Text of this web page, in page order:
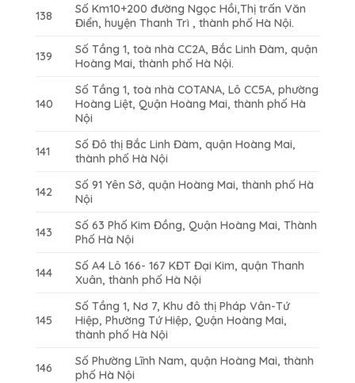
138
Số Km10+200 đường Ngọc Hồi,Thị trấn Văn
Điển, huyện Thanh Trì , thành phố Hà Nội.
139
Số Tầng 1, toà nhà CC2A, Bắc Linh Đàm, quận
Hoàng Mai, thành phố Hà Nội.
140
Số Tầng 1, toà nhà COTANA, Lô CC5A, phường
Hoàng Liệt, Quận Hoàng Mai, thành phố Hà
Nội
141
Số Đô thị Bắc Linh Đàm, quận Hoàng Mai,
thành phố Hà Nội
142
Số 91 Yên Sở, quận Hoàng Mai, thành phố Hà
Nội
143
Số 63 Phố Kim Đồng, Quận Hoàng Mai, Thành
Phố Hà Nội
144
Số A4 Lô 166- 167 KĐT Đại Kim, quận Thanh
Xuân, thành phố Hà Nội
145
Số Tầng 1, Nơ 7, Khu đô thị Pháp Vân-Tứ
Hiệp, Phường Tứ Hiệp, Quận Hoàng Mai,
thành phố Hà Nội
146
Số Phường Lĩnh Nam, quận Hoàng Mai, thành
phố Hà Nội